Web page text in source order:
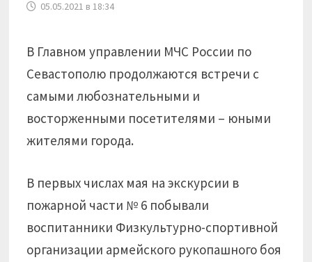
05.05.2021 в 18:34
В Главном управлении МЧС России по
Севастополю продолжаются встречи с
самыми любознательными и
восторженными посетителями – юными
жителями города.
В первых числах мая на экскурсии в
пожарной части № 6 побывали
воспитанники Физкультурно-спортивной
организации армейского рукопашного боя